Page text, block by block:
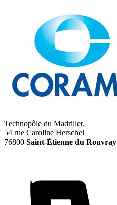
Technopôle du Madrillet,
54 rue Caroline Herschel
76800 Saint-Étienne du Rouvray